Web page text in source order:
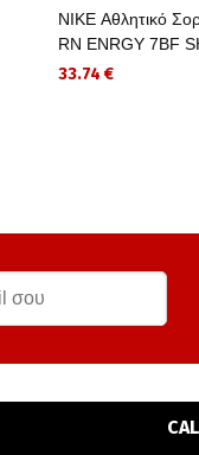
NIKE Αθλητικό
RN ENRGY 7BF
33.74 €